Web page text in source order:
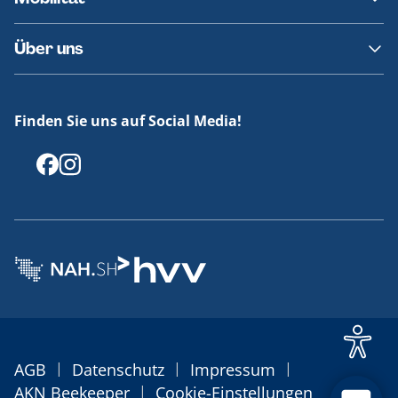
Fundsachen
Häufige Fragen
Barrierefreies Reisen
Erklärung Barrierefreiheit
Über uns
Offenlegungen
Finden Sie uns auf Social Media!
AGB | Datenschutz | Impressum |
AKN Beekeeper | Cookie-Einstellungen